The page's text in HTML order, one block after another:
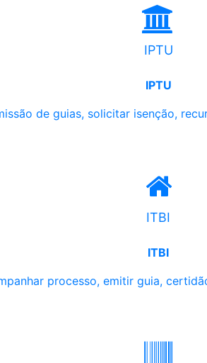
IPTU
IPTU
de guias, solicitar isenção,
ITBI
ITBI
processo, emitir guia,